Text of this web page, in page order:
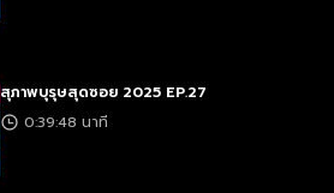
สุภาพบุรุษสุดซอย 2025 EP.27
0:39:48 นาที